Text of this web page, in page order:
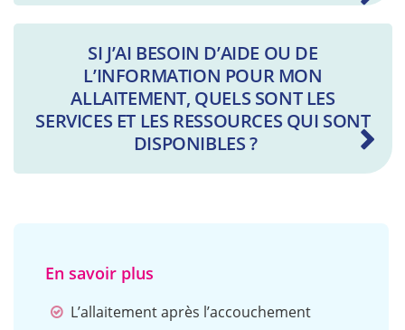
SI J’AI BESOIN D’AIDE OU DE
L’INFORMATION POUR MON
ALLAITEMENT, QUELS SONT LES
SERVICES ET LES RESSOURCES QUI SONT
DISPONIBLES ?
En savoir plus
L’allaitement après l’accouchement